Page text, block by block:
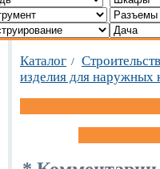
Каталог /
изделия для наружных